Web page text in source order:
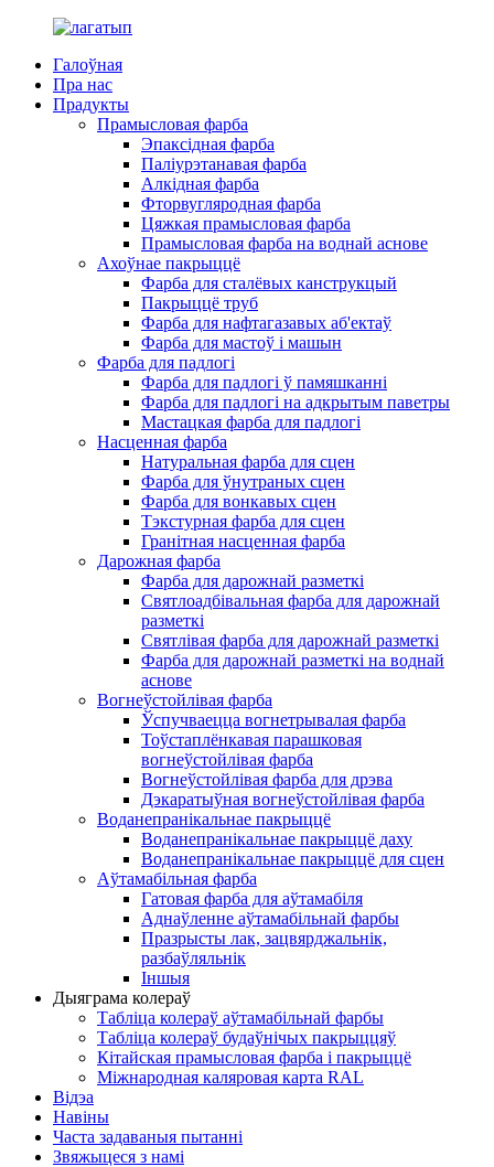
Галоўная
Пра нас
Прадукты
Прамысловая фарба
Эпаксідная фарба
Паліурэтанавая фарба
Алкідная фарба
Фторвугляродная фарба
Цяжкая прамысловая фарба
Прамысловая фарба на воднай аснове
Ахоўнае пакрыццё
Фарба для сталёвых канструкцый
Пакрыццё труб
Фарба для нафтагазавых аб'ектаў
Фарба для мастоў і машын
Фарба для падлогі
Фарба для падлогі ў памяшканні
Фарба для падлогі на адкрытым паветры
Мастацкая фарба для падлогі
Насценная фарба
Натуральная фарба для сцен
Фарба для ўнутраных сцен
Фарба для вонкавых сцен
Тэкстурная фарба для сцен
Гранітная насценная фарба
Дарожная фарба
Фарба для дарожнай разметкі
Святлоадбівальная фарба для дарожнай
разметкі
Святлівая фарба для дарожнай разметкі
Фарба для дарожнай разметкі на воднай
аснове
Вогнеўстойлівая фарба
Ўспучваецца вогнетрывалая фарба
Тоўстаплёнкавая парашковая
вогнеўстойлівая фарба
Вогнеўстойлівая фарба для дрэва
Дэкаратыўная вогнеўстойлівая фарба
Воданепранікальнае пакрыццё
Воданепранікальнае пакрыццё даху
Воданепранікальнае пакрыццё для сцен
Аўтамабільная фарба
Гатовая фарба для аўтамабіля
Аднаўленне аўтамабільнай фарбы
Празрысты лак, зацвярджальнік,
разбаўляльнік
Іншыя
Дыяграма колераў
Табліца колераў аўтамабільнай фарбы
Табліца колераў будаўнічых пакрыццяў
Кітайская прамысловая фарба і пакрыццё
Міжнародная каляровая карта RAL
Відэа
Навіны
Часта задаваныя пытанні
Звяжыцеся з намі